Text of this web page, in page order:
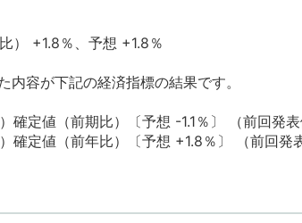
） +1.8％、予想 +1.8％
容が下記の経済指標の結果です。
定値（前期比）〔予想 -1.1％〕 （前回発表
確定値（前年比）〔予想 +1.8％〕 （前回発